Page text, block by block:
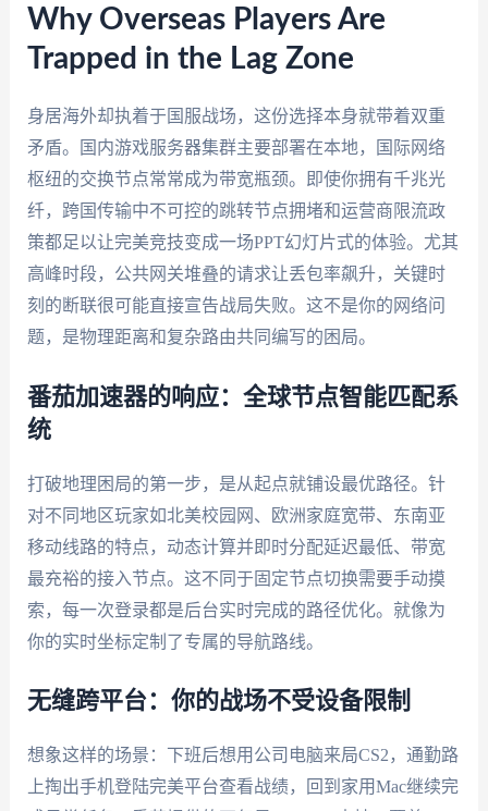
Why Overseas Players Are
Trapped in the Lag Zone
身居海外却执着于国服战场，这份选择本身就带着双重
矛盾。国内游戏服务器集群主要部署在本地，国际网络
枢纽的交换节点常常成为带宽瓶颈。即使你拥有千兆光
纤，跨国传输中不可控的跳转节点拥堵和运营商限流政
策都足以让完美竞技变成一场PPT幻灯片式的体验。尤其
高峰时段，公共网关堆叠的请求让丢包率飙升，关键时
刻的断联很可能直接宣告战局失败。这不是你的网络问
题，是物理距离和复杂路由共同编写的困局。
番茄加速器的响应：全球节点智能匹配系
统
打破地理困局的第一步，是从起点就铺设最优路径。针
对不同地区玩家如北美校园网、欧洲家庭宽带、东南亚
移动线路的特点，动态计算并即时分配延迟最低、带宽
最充裕的接入节点。这不同于固定节点切换需要手动摸
索，每一次登录都是后台实时完成的路径优化。就像为
你的实时坐标定制了专属的导航路线。
无缝跨平台：你的战场不受设备限制
想象这样的场景：下班后想用公司电脑来局CS2，通勤路
上掏出手机登陆完美平台查看战绩，回到家用Mac继续完